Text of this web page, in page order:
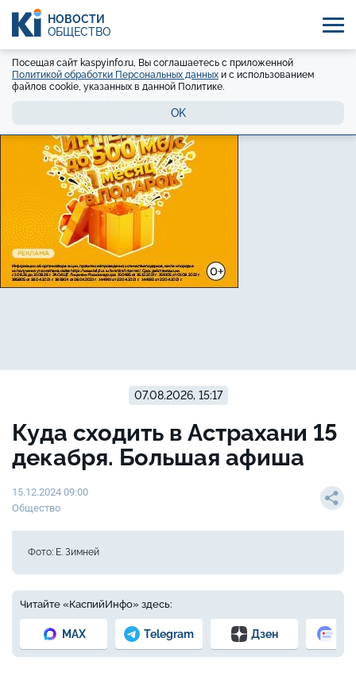
НОВОСТИ
ОБЩЕСТВО
Посещая сайт kaspyinfo.ru, Вы соглашаетесь с приложенной
Политикой обработки Персональных данных и с использованием
файлов cookie, указанных в данной Политике.
OK
07.08.2026, 15:17
Куда сходить в Астрахани 15
декабря. Большая афиша
15.12.2024 09:00
Общество
Фото: Е. Зимней
Читайте «КаспийИнфо» здесь:
MAX Telegram Дзен